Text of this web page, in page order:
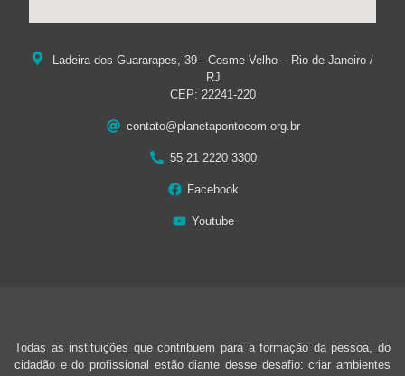
Ladeira dos Guararapes, 39 - Cosme Velho – Rio de Janeiro /
RJ
CEP: 22241-220
contato@planetapontocom.org.br
55 21 2220 3300
Facebook
Youtube
Todas as instituições que contribuem para a formação da pessoa, do
cidadão e do profissional estão diante desse desafio: criar ambientes